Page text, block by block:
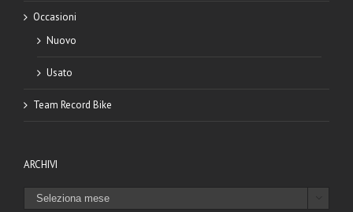
Occasioni
Nuovo
Usato
Team Record Bike
ARCHIVI
ARCHIVI